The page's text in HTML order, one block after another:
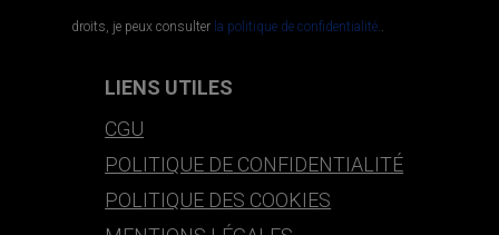
droits, je peux consulter la politique de confidentialité..
LIENS UTILES
CGU
POLITIQUE DE CONFIDENTIALITÉ
POLITIQUE DES COOKIES